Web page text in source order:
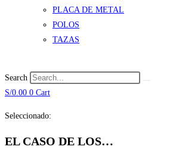
PLACA DE METAL
POLOS
TAZAS
Search
S/0.00 0 Cart
Seleccionado:
EL CASO DE LOS…